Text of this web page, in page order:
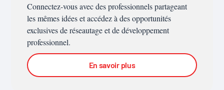
Connectez-vous avec des professionnels partageant
les mêmes idées et accédez à des opportunités
exclusives de réseautage et de développement
professionnel.
En savoir plus